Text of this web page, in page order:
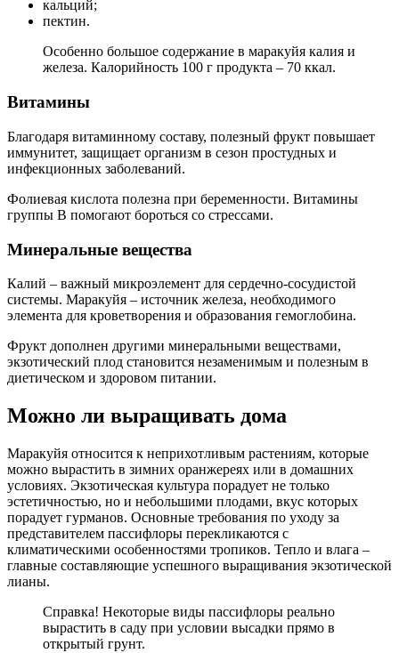
кальций;
пектин.
Особенно большое содержание в маракуйя калия и
железа. Калорийность 100 г продукта – 70 ккал.
Витамины
Благодаря витаминному составу, полезный фрукт повышает
иммунитет, защищает организм в сезон простудных и
инфекционных заболеваний.
Фолиевая кислота полезна при беременности. Витамины
группы В помогают бороться со стрессами.
Минеральные вещества
Калий – важный микроэлемент для сердечно-сосудистой
системы. Маракуйя – источник железа, необходимого
элемента для кроветворения и образования гемоглобина.
Фрукт дополнен другими минеральными веществами,
экзотический плод становится незаменимым и полезным в
диетическом и здоровом питании.
Можно ли выращивать дома
Маракуйя относится к неприхотливым растениям, которые
можно вырастить в зимних оранжереях или в домашних
условиях. Экзотическая культура порадует не только
эстетичностью, но и небольшими плодами, вкус которых
порадует гурманов. Основные требования по уходу за
представителем пассифлоры перекликаются с
климатическими особенностями тропиков. Тепло и влага –
главные составляющие успешного выращивания экзотической
лианы.
Справка! Некоторые виды пассифлоры реально
вырастить в саду при условии высадки прямо в
открытый грунт.